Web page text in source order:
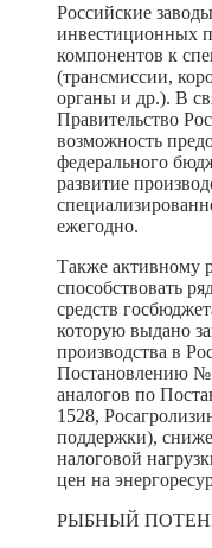
Российские
инвестиционных
компонентов к
(трансмиссии,
органы и др.). В
Правительство
возможность
федерального
развитие
ежегодно.
Также активному
способствовать
средств
которую выдано
производства в
Постановлению №
аналогов по
1528,
поддержки),
налоговой
цен на
РЫБНЫЙ